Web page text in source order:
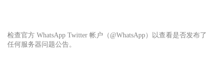
检查官方 WhatsApp Twitter 帐户（@WhatsApp）以查看是否发布了
任何服务器问题公告。